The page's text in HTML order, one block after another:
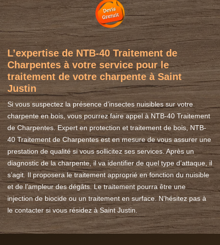
L’expertise de NTB-40 Traitement de
Charpentes à votre service pour le
traitement de votre charpente à Saint
Justin
Si vous suspectez la présence d’insectes nuisibles sur votre
charpente en bois, vous pourrez faire appel à NTB-40 Traitement
de Charpentes. Expert en protection et traitement de bois, NTB-
40 Traitement de Charpentes est en mesure de vous assurer une
prestation de qualité si vous sollicitez ses services. Après un
diagnostic de la charpente, il va identifier de quel type d’attaque, il
s’agit. Il proposera le traitement approprié en fonction du nuisible
et de l’ampleur des dégâts. Le traitement pourra être une
injection de biocide ou un traitement en surface. N’hésitez pas à
le contacter si vous résidez à Saint Justin.